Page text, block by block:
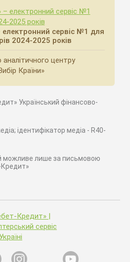
сервіс №1 для
2024-2025 років
аналітичного центру
Країни»
Український фінансово-
ідентифікатор медіа - R40-
можливе лише за письмовою